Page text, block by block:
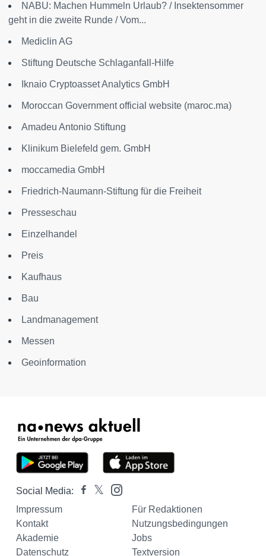
NABU: Machen Hummeln Urlaub? / Insektensommer
geht in die zweite Runde / Vom...
Mediclin AG
Stiftung Deutsche Schlaganfall-Hilfe
Iknaio Cryptoasset Analytics GmbH
Moroccan Government official website (maroc.ma)
Amadeu Antonio Stiftung
Klinikum Bielefeld gem. GmbH
moccamedia GmbH
Friedrich-Naumann-Stiftung für die Freiheit
Presseschau
Einzelhandel
Preis
Kaufhaus
Bau
Landmanagement
Messen
Geoinformation
Social Media:
Impressum
Für Redaktionen
Kontakt
Nutzungsbedingungen
Akademie
Jobs
Datenschutz
Textversion